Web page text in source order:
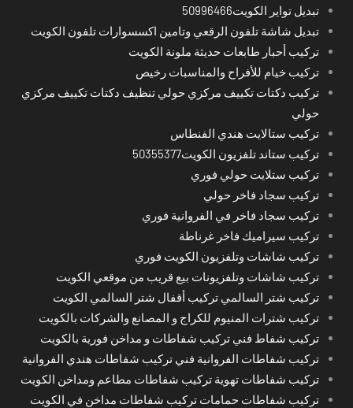
تبديل تواير الكويت50996466
تبديل شاشة تلفون الرقعي وتامين اكسسوارات تلفون الكويت
تركيب أحبار طابعات حديثة ملونة الكويت
تركيب خيام للأفراح والمناسبات رخيص
تركيب دكتات تكييف مركزي حولي تنظيف دكتات تكييف مركزي
حولي
تركيب ستالايت هندي الفنطاس
تركيب ستاند تلفزيون الكويت50355377
تركيب ستلايت حولي فوري
تركيب سجاد فاخر حولي
تركيب سجاد فاخر في الفروانية فوري
تركيب سيراميك فاخر غرناطة
تركيب شاشات وتلفزيون الكويت فوري
تركيب شاشات وتلفزيونات بيع قريب من موقعي الكويت
تركيب شتر السالمي تركيب أقفال شتر السالمي الكويت
تركيب شترات المنيوم للكراج و المصانع والشركات بالكويت
تركيب شفاط فني تركيب شفاطات و مداخن فورية بالكويت
تركيب شفاطات الفروانية فني تركيب شفاطات هندي الفروانية
تركيب شفاطات تهوية تركيب شفاطات مطاعم ومداخن الكويت
تركيب شفاطات حمامات تركيب شفاطات مداخن في الكويت